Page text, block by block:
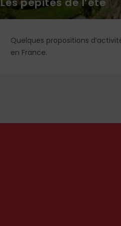
Quelques propositions
en France.